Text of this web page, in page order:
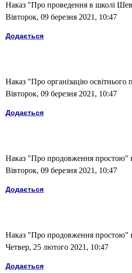
Наказ "Про проведення в школі
Вівторок, 09 березня 2021, 10:47
Додається
Наказ "Про організацію освітнього
Вівторок, 09 березня 2021, 10:47
Додається
Наказ "Про продовження простою"
Вівторок, 09 березня 2021, 10:47
Додається
Наказ "Про продовження простою"
Четвер, 25 лютого 2021, 10:47
Додається